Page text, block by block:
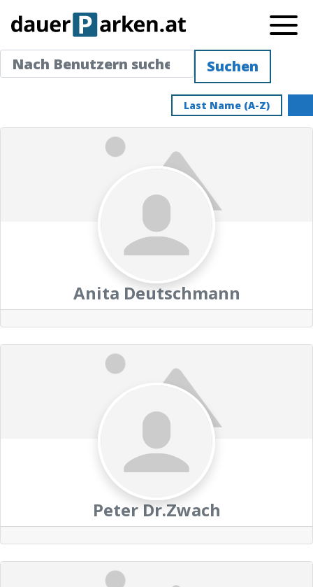
Nach Benutzern suchen ...
Nach Benutzern suchen ...
Suchen
Last Name (A-Z)
Anita Deutschmann
Peter Dr.Zwach